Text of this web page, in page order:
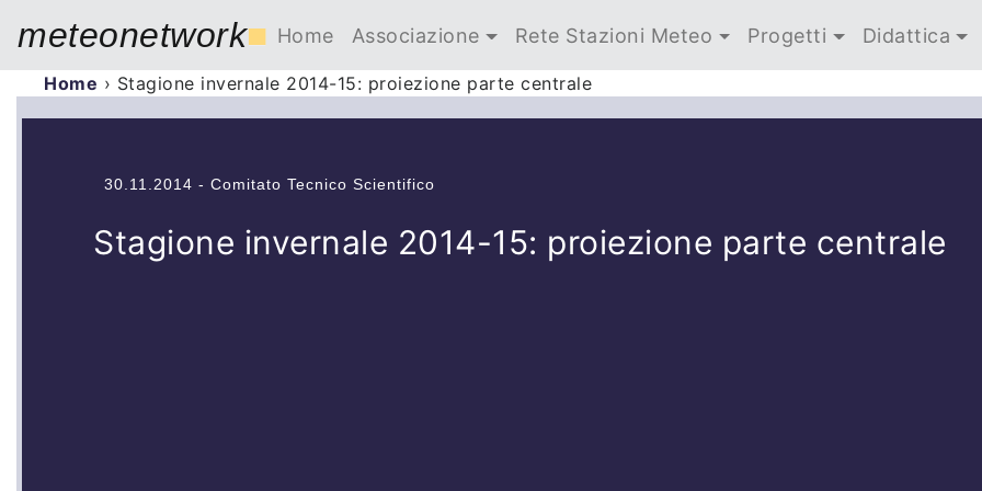
meteonetwork■ Home Associazione Rete Stazioni Meteo Progetti Didattica
Home › Stagione invernale 2014-15: proiezione parte centrale
30.11.2014 - Comitato Tecnico Scientifico
Stagione invernale 2014-15: proiezione parte centrale